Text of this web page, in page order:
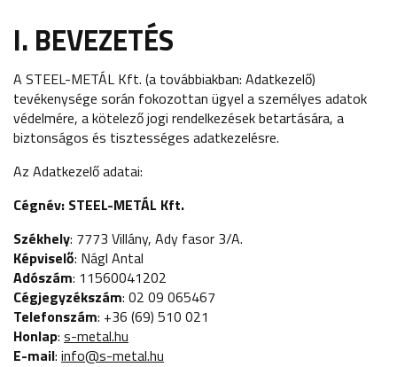
I. BEVEZETÉS
A STEEL-METÁL Kft. (a továbbiakban: Adatkezelő)
tevékenysége során fokozottan ügyel a személyes adatok
védelmére, a kötelező jogi rendelkezések betartására, a
biztonságos és tisztességes adatkezelésre.
Az Adatkezelő adatai:
Cégnév: STEEL-METÁL Kft.
Székhely: 7773 Villány, Ady fasor 3/A.
Képviselő: Nágl Antal
Adószám: 11560041202
Cégjegyzékszám: 02 09 065467
Telefonszám: +36 (69) 510 021
Honlap: s-metal.hu
E-mail: info@s-metal.hu